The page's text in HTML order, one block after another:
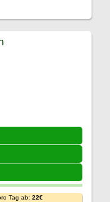
Tag ab: 22€